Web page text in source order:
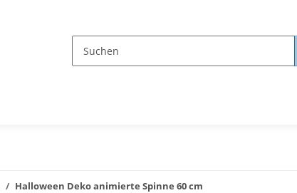
Halloween Deko animierte Spinne 60 cm